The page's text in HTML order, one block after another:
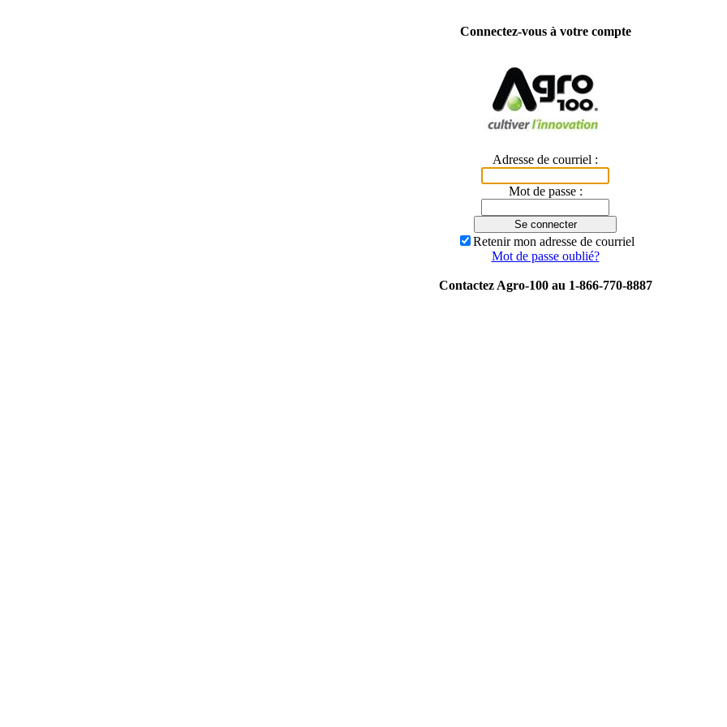
Connectez-vous à votre compte
Adresse de courriel :
Mot de passe :
Retenir mon adresse de courriel
Mot de passe oublié?
Contactez Agro-100 au 1-866-770-8887